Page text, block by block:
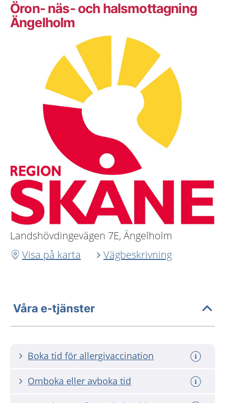
Öron- näs- och halsmottagning
Ängelholm
Landshövdingevägen 7E, Ängelholm
Visa på karta
Vägbeskrivning
Våra e-tjänster
Boka tid för allergivaccination
Omboka eller avboka tid